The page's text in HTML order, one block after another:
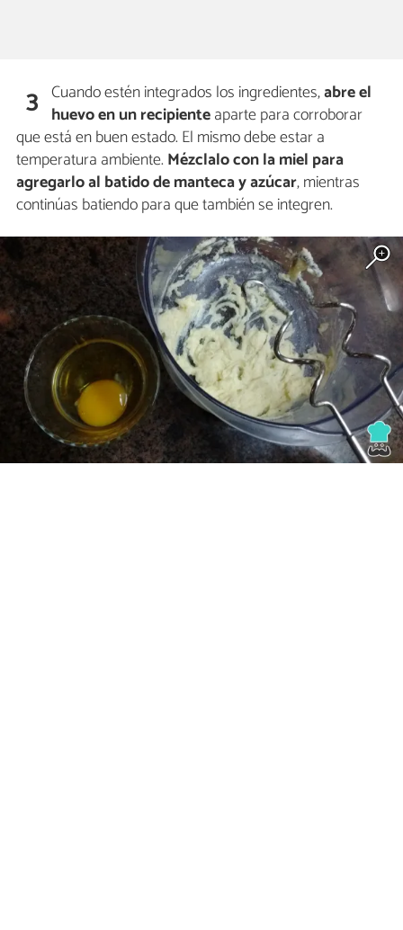
3 Cuando estén integrados los ingredientes,abre el
huevo en un recipienteaparte para corroborar
que está en buen estado. El mismo debe estar a
temperatura ambiente. Mézclalo con la miel para
agregarlo al batido de manteca y azúcar, mientras
continúas batiendo para que también se integren.